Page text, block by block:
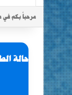
مرحباً بكم في
حالة